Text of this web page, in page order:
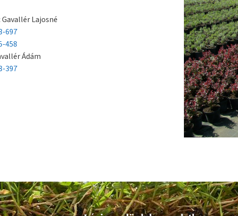
Lajosné
697
458
Ádám
397